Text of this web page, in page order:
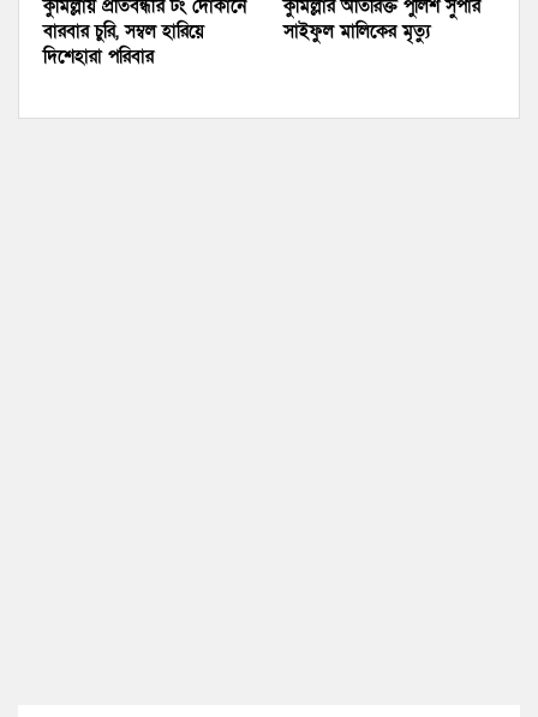
কুমিল্লায় প্রতিবন্ধীর টং দোকানে
বারবার চুরি, সম্বল হারিয়ে
দিশেহারা পরিবার
কুমিল্লার অতিরিক্ত পুলিশ সুপার
সাইফুল মালিকের মৃত্যু